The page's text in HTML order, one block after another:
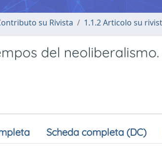
su Rivista 1.1.2 Articolo su
del
Scheda completa (DC)